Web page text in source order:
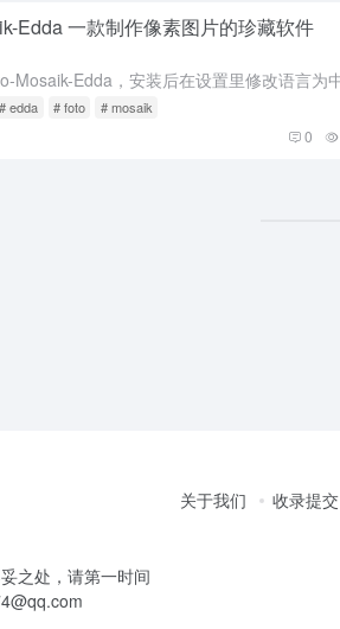
Edda 一款制作像素图片的珍藏软件
# edda # foto # mosaik
0
之处，请第一时间
关于我们 收录提交